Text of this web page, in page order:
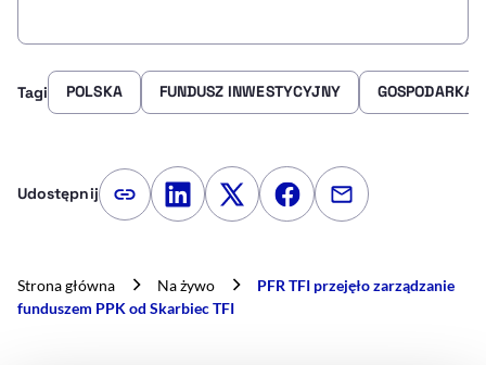
Tagi POLSKA FUNDUSZ INWESTYCYJNY GOSPODARKA
Udostępnij Kopiuj link artykułu
Udostępnij na LinkedIn
Udostępnij na Twitterze
Udostępnij na
Udostępnij
Strona główna Na żywo
PFR TFI przejęło zarządzanie
funduszem PPK od Skarbiec TFI